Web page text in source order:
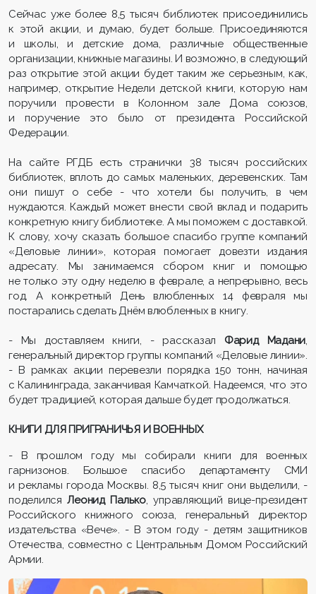
Сейчас уже более 8,5 тысяч библиотек присоединились
к этой акции, и думаю, будет больше. Присоединяются
и школы, и детские дома, различные общественные
организации, книжные магазины. И возможно, в следующий
раз открытие этой акции будет таким же серьезным, как,
например, открытие Недели детской книги, которую нам
поручили провести в Колонном зале Дома союзов,
и поручение это было от президента Российской
Федерации.
На сайте РГДБ есть странички 38 тысяч российских
библиотек, вплоть до самых маленьких, деревенских. Там
они пишут о себе - что хотели бы получить, в чем
нуждаются. Каждый может внести свой вклад и подарить
конкретную книгу библиотеке. А мы поможем с доставкой.
К слову, хочу сказать большое спасибо группе компаний
«Деловые линии», которая помогает довезти издания
адресату. Мы занимаемся сбором книг и помощью
не только эту одну неделю в феврале, а непрерывно, весь
год. А конкретный День влюбленных 14 февраля мы
постарались сделать Днём влюбленных в книгу.
- Мы доставляем книги, - рассказал Фарид Мадани
генеральный директор группы компаний «Деловые линии».
- В рамках акции перевезли порядка 150 тонн, начиная
с Калининграда, заканчивая Камчаткой. Надеемся, что это
будет традицией, которая дальше будет продолжаться.
КНИГИ ДЛЯ ПРИГРАНИЧЬЯ И ВОЕННЫХ
- В прошлом году мы собирали книги для военных
гарнизонов. Большое спасибо департаменту СМИ
и рекламы города Москвы. 8,5 тысяч книг они выделили, -
поделилсяЛеонид Палько , управляющий вице-президент
Российского книжного союза, генеральный директор
издательства «Вече». - В этом году - детям защитников
Отечества, совместно с Центральным Домом Российский
Армии.